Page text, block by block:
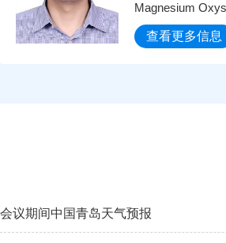
Magnesium
查看更多信息
会议期间中国青岛天气预报